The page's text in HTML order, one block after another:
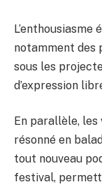
notamment des
sous les
d’expression
En parallèle,
résonné en
tout nouveau
festival,